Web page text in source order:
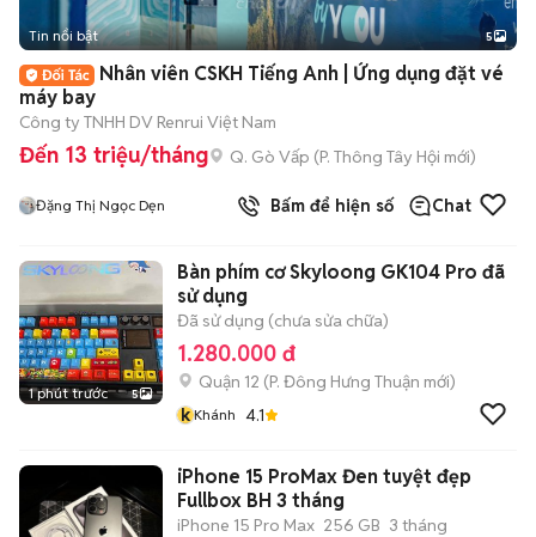
Tin nổi bật 5
Nhân viên CSKH Tiếng Anh | Ứng dụng đặt vé
máy bay
Công ty TNHH DV Renrui Việt Nam
Đến 13 triệu/tháng Q. Gò Vấp (P. Thông Tây Hội mới)
Đặng Thị Ngọc Dẹn Bấm để hiện số Chat
1 phút trước 5
Bàn phím cơ Skyloong GK104 Pro đã
sử dụng
Đã sử dụng (chưa sửa chữa)
1.280.000 đ
Quận 12 (P. Đông Hưng Thuận mới)
k Khánh 4.1
iPhone 15 ProMax Đen tuyệt đẹp
Fullbox BH 3 tháng
iPhone 15 Pro Max 256 GB 3 tháng